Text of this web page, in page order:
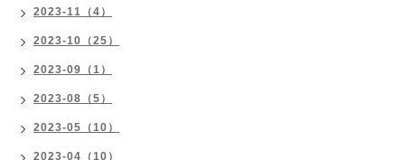
2023-11（4）
2023-10（25）
2023-09（1）
2023-08（5）
2023-05（10）
2023-04（10）